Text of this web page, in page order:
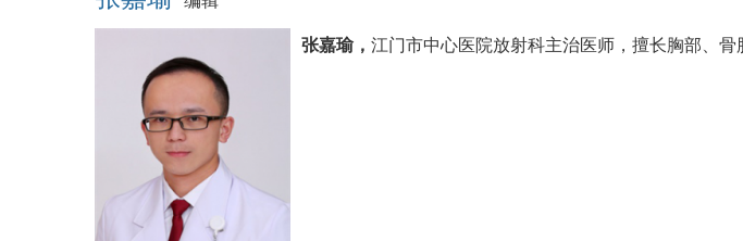
张嘉瑜， 江门市中心医院放射科主治医师，擅长胸部、